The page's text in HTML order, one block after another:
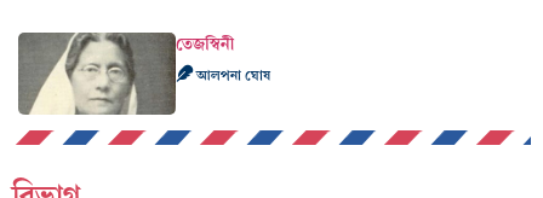
তেজস্বিনী
আলপনা ঘোষ